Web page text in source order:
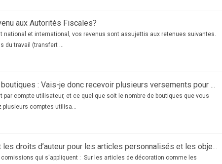
aux Autorités Fiscales?
national et international, vos revenus sont assujettis aux retenues suivantes.
du travail (transfert ...
par compte utilisateur, et ce quel que soit le nombre de boutiques que vous
plusieurs comptes utilisa...
qui s'appliquent : Sur les articles de décoration comme les